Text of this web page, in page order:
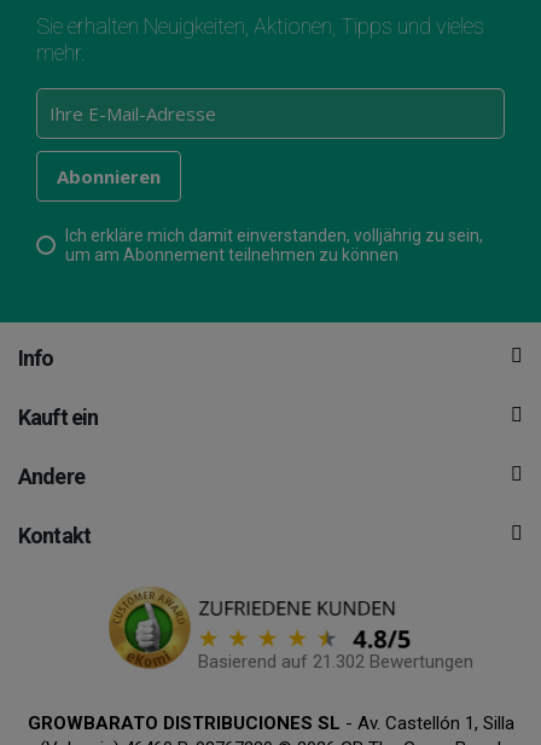
Sie erhalten Neuigkeiten, Aktionen, Tipps und vieles
mehr.
Ich erkläre mich damit einverstanden, volljährig zu sein,
um am Abonnement teilnehmen zu können
Info
Kauft ein
Andere
Kontakt
Basierend auf 21.302 Bewertungen
GROWBARATO DISTRIBUCIONES SL - Av. Castellón 1, Silla